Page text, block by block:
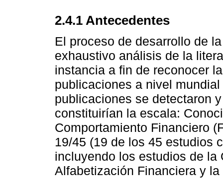
2.4.1 Antecedentes
El proceso de desarrollo de
exhaustivo análisis de la
instancia a fin de reconocer
publicaciones a nivel
publicaciones se detectaron
constituirían la escala:
Comportamiento Financiero
19/45 (19 de los 45 estudios
incluyendo los estudios de la
Alfabetización Financiera y